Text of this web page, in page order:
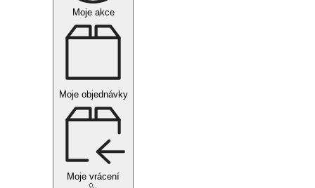
Moje akce
Moje objednávky
Moje vrácení